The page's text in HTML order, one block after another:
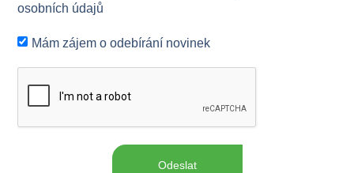
osobních údajů
Mám zájem o odebírání novinek
Odeslat